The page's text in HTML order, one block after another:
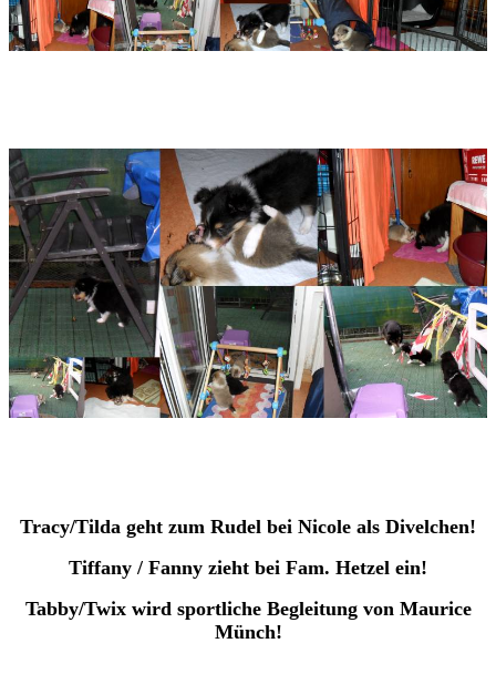
Tracy/Tilda geht zum Rudel bei Nicole als Divelchen!
Tiffany / Fanny zieht bei Fam. Hetzel ein!
Tabby/Twix wird sportliche Begleitung von Maurice
Münch!